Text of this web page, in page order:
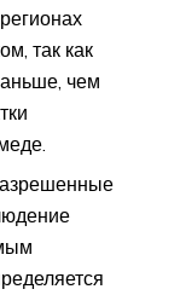
так как
чем